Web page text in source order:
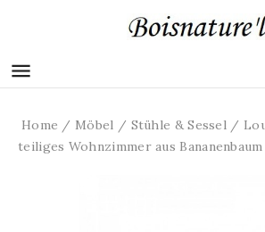

Home Möbel Stühle & Sessel
teiliges Wohnzimmer aus